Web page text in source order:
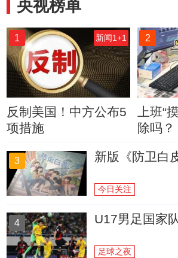
央视榜单
1 新闻1+1
反制美国！中方公布5
项措施
2
上班“
除吗？
3 新版《防卫白
今日关注
4 U17男足国家
足球之夜